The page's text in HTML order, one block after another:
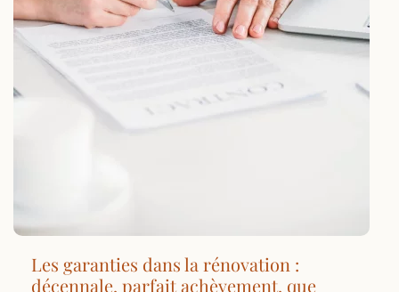
Les garanties dans la rénovation :
décennale, parfait achèvement, que